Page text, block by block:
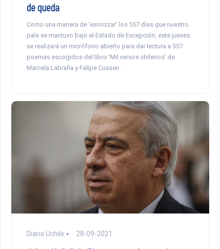
de queda
Como una manera de ‘exorcizar’ los 557 días que nuestro
país se mantuvo bajo el Estado de Excepción, este jueves
se realizará un micrófono abierto para dar lectura a 557
poemas escogidos del libro ‘Mil versos chilenos’ de
Marcela Labraña y Felipe Cussen.
Diario Uchile 28-09-2021